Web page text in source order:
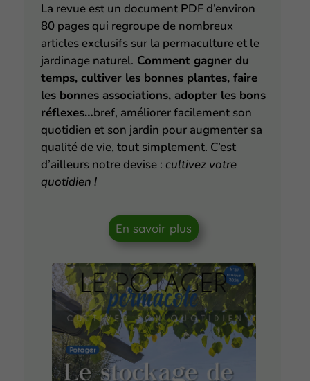
La revue est un document PDF d’environ
80 pages qui regroupe de nombreux
articles exclusifs sur la permaculture et le
jardinage naturel. Comment gagner du
temps, cultiver les bonnes plantes, faire
les bonnes associations, adopter les bons
réflexes…bref, améliorer facilement son
quotidien et son jardin pour augmenter sa
qualité de vie, tout simplement. C’est
d’ailleurs notre devise : cultivez votre
quotidien !
En savoir plus